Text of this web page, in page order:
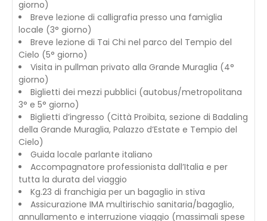
giorno)
Breve lezione di calligrafia presso una famiglia
locale (3° giorno)
Breve lezione di Tai Chi nel parco del Tempio del
Cielo (5° giorno)
Visita in pullman privato alla Grande Muraglia (4°
giorno)
Biglietti dei mezzi pubblici (autobus/metropolitana
3° e 5° giorno)
Biglietti d’ingresso (Città Proibita, sezione di Badaling
della Grande Muraglia, Palazzo d’Estate e Tempio del
Cielo)
Guida locale parlante italiano
Accompagnatore professionista dall’Italia e per
tutta la durata del viaggio
Kg.23 di franchigia per un bagaglio in stiva
Assicurazione IMA multirischio sanitaria/bagaglio,
annullamento e interruzione viaggio (massimali spese